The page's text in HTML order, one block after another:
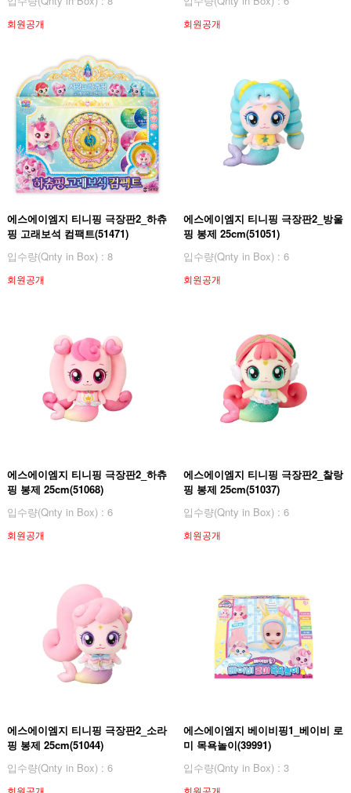
회원공개 회원공개
에스에이엠지 티니핑 극장판2_하츄
핑 고래보석 컴팩트(51471)
입수량(Qnty in Box) : 8
회원공개
에스에이엠지 티니핑 극장판2_방울
핑 봉제 25cm(51051)
입수량(Qnty in Box) : 6
회원공개
에스에이엠지 티니핑 극장판2_하츄
핑 봉제 25cm(51068)
입수량(Qnty in Box) : 6
회원공개
에스에이엠지 티니핑 극장판2_찰랑
핑 봉제 25cm(51037)
입수량(Qnty in Box) : 6
회원공개
에스에이엠지 티니핑 극장판2_소라
핑 봉제 25cm(51044)
입수량(Qnty in Box) : 6
에스에이엠지 베이비핑1_베이비 로
미 목욕놀이(39991)
입수량(Qnty in Box) : 3